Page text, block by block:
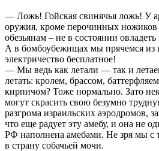
— Ложь! Гойская свинячья ложь! У
оружия, кроме перочинных
обезьянам – не в состоянии
А в бомбоубежищах мы прячемся
электричество бесплатное!
— Мы ведь как летали — так и
летать: кролем, брассом,
кирпичом? Тоже нормально. Зато
могут скрасить свою безумно
разгрома израильских аэродромов,
что еще радует эту амебу, и она не
РФ наполнена амебами. Не зря мы с
в страну собачьей мочи.